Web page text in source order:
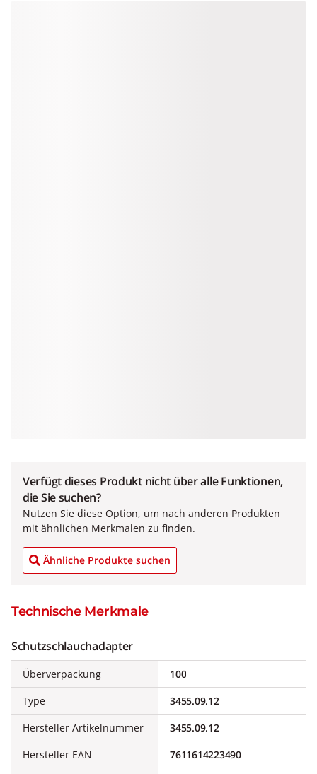
Verfügt dieses Produkt nicht über alle Funktionen,
die Sie suchen?
Nutzen Sie diese Option, um nach anderen Produkten
mit ähnlichen Merkmalen zu finden.
Ähnliche Produkte suchen
Technische Merkmale
Schutzschlauchadapter
Überverpackung
100
Type
3455.09.12
Hersteller Artikelnummer
3455.09.12
Hersteller EAN
7611614223490